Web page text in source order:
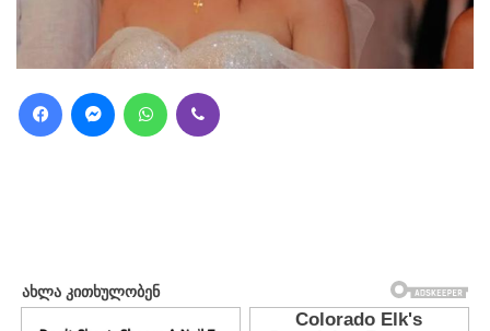
FacebookMessengerWhatsApp